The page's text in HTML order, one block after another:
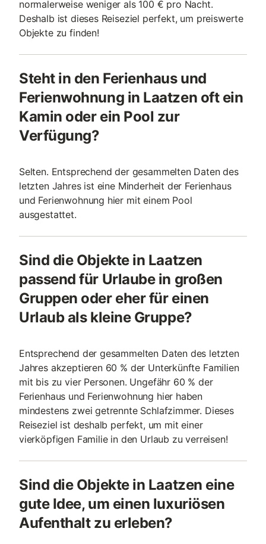
normalerweise weniger als 100 € pro Nacht.
Deshalb ist dieses Reiseziel perfekt, um preiswerte
Objekte zu finden!
Steht in den Ferienhaus und
Ferienwohnung in Laatzen oft ein
Kamin oder ein Pool zur
Verfügung?
Selten. Entsprechend der gesammelten Daten des
letzten Jahres ist eine Minderheit der Ferienhaus
und Ferienwohnung hier mit einem Pool
ausgestattet.
Sind die Objekte in Laatzen
passend für Urlaube in großen
Gruppen oder eher für einen
Urlaub als kleine Gruppe?
Entsprechend der gesammelten Daten des letzten
Jahres akzeptieren 60 % der Unterkünfte Familien
mit bis zu vier Personen. Ungefähr 60 % der
Ferienhaus und Ferienwohnung hier haben
mindestens zwei getrennte Schlafzimmer. Dieses
Reiseziel ist deshalb perfekt, um mit einer
vierköpfigen Familie in den Urlaub zu verreisen!
Sind die Objekte in Laatzen eine
gute Idee, um einen luxuriösen
Aufenthalt zu erleben?